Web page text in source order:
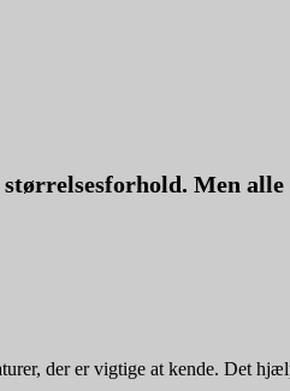
Men
der er vigtige at kende. Det